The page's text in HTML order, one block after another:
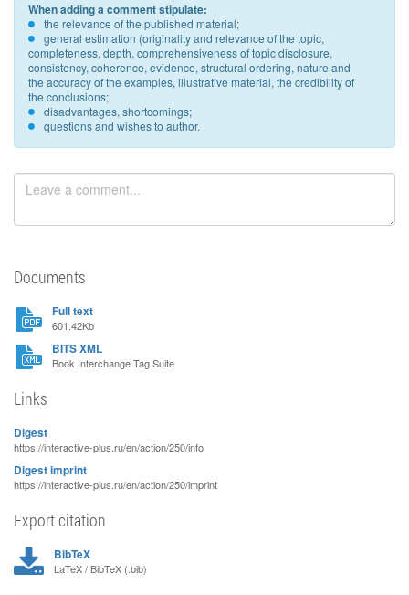
When adding a comment stipulate:
the relevance of the published material;
general estimation (originality and relevance of the topic,
completeness, depth, comprehensiveness of topic disclosure,
consistency, coherence, evidence, structural ordering, nature and
the accuracy of the examples, illustrative material, the credibility of
the conclusions;
disadvantages, shortcomings;
questions and wishes to author.
Documents
Full text
601.42Kb
BITS XML
Book Interchange Tag Suite
Links
Digest
https://interactive-plus.ru/en/action/250/info
Digest imprint
https://interactive-plus.ru/en/action/250/imprint
Export citation
BibTeX
LaTeX / BibTeX (.bib)